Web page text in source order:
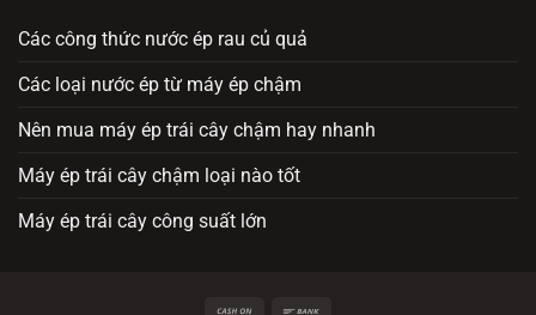
Các công thức nước ép rau củ quả
Các loại nước ép từ máy ép chậm
Nên mua máy ép trái cây chậm hay nhanh
Máy ép trái cây chậm loại nào tốt
Máy ép trái cây công suất lớn